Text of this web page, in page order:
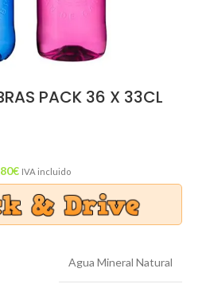
PACK 36 X 33CL
€ IVA incluido
Agua Mineral Natural